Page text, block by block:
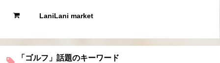
LaniLani market
「ゴルフ」話題のキーワード